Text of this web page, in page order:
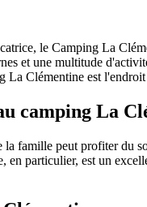
le Camping La
et une multitude
La Clémentine est
camping La
famille peut profiter du
en particulier, est un